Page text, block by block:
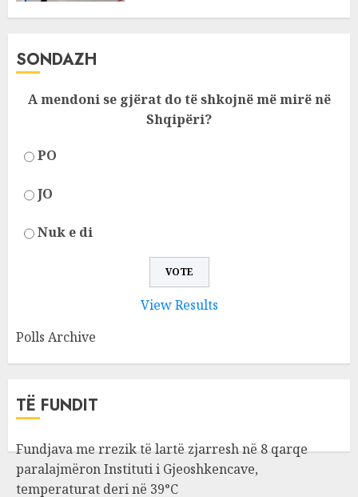
SONDAZH
A mendoni se gjërat do të shkojnë më mirë në
Shqipëri?
PO
JO
Nuk e di
View Results
Polls Archive
TË FUNDIT
Fundjava me rrezik të lartë zjarresh në 8 qarqe
paralajmëron Instituti i Gjeoshkencave,
temperaturat deri në 39°C